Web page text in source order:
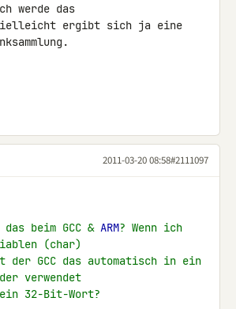
werde das
ergibt sich ja eine
2011-03-20 08:58#2111097
beim GCC & ARM? Wenn ich
(char)
der GCC das automatisch in ein
verwendet
32-Bit-Wort?